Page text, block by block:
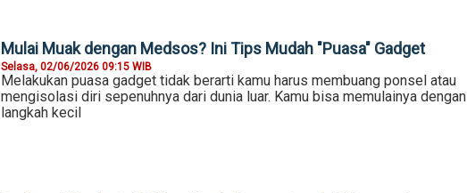
Mulai Muak dengan Medsos? Ini Tips Mudah "Puasa" Gadget
Selasa, 02/06/2026 09:15 WIB
Melakukan puasa gadget tidak berarti kamu harus membuang ponsel atau
mengisolasi diri sepenuhnya dari dunia luar. Kamu bisa memulainya dengan
langkah kecil